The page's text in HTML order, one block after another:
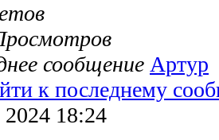
сообщение Артур
2024 18:24